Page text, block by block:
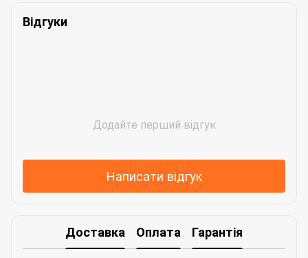
Відгуки
Додайте перший відгук
Написати відгук
Доставка Оплата Гарантія